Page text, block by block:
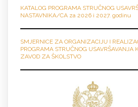
KATALOG PROGRAMA STRUČNOG
NASTAVNIKA/CA za 2026 i 2027. godinu
SMJERNICE ZA ORGANIZACIJU I
PROGRAMA STRUČNOG USAVRŠAVANJA
ZAVOD ZA ŠKOLSTVO